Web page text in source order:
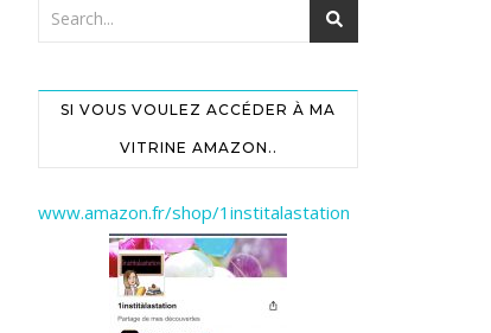
SI VOUS VOULEZ ACCÉDER À MA
VITRINE AMAZON..
www.amazon.fr/shop/1institalastation